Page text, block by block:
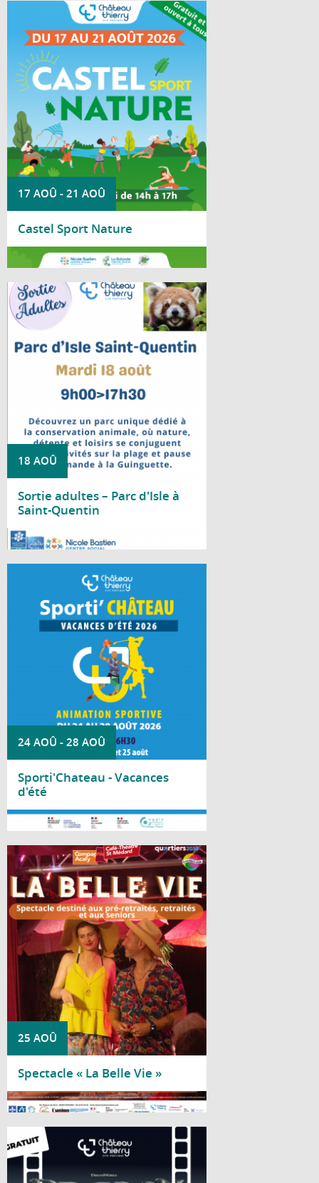
17 AOÛ -21 AOÛ
Castel Sport Nature
Du 17 au 21 août 2026, le parc Saint-
Joseph accueille la deuxième édition de
Castel Sport Nature.
Lire la suite
18 AOÛ
Sortie adultes – Parc d'Isle à
Saint-Quentin
Le Centre social Nicole Bastien vous
propose une sortie au Parc d'Isle, à Saint-
Quentin, le mardi 18 août, de 9 h à 17 h 30.
24 AOÛ -28 AOÛ
Sporti'Chateau - Vacances
d'été
À chaque période de vacances scolaires, la
Ville de Château-Thierry invite les jeunes à
découvrir durant deux jours une multitude
d'activités sportives dans le cadre de
Sporti'Château.
Lire la suite
25 AOÛ
Spectacle « La Belle Vie »
Le Centre social Nicole Bastien vous invite
à découvrir « La Belle Vie », un spectacle
de la Compagnie Acaly, spécialement
proposé aux pré-retraités, retraités et
seniors.
Lire la suite
Le château médiéval se transforme en
salle de cinéma à ciel ouvert le temps
d'une soirée estivale, le vendredi 28 août